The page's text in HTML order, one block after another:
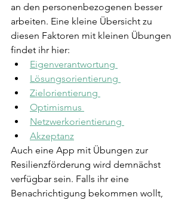
an den personenbezogenen besser
arbeiten. Eine kleine Übersicht zu
diesen Faktoren mit kleinen Übungen
findet ihr hier:
Eigenverantwortung
Lösungsorientierung
Zielorientierung
Optimismus
Netzwerkorientierung
Akzeptanz
Auch eine App mit Übungen zur
Resilienzförderung wird demnächst
verfügbar sein. Falls ihr eine
Benachrichtigung bekommen wollt,